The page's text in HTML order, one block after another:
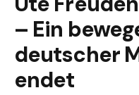
– Ein
deutscher
endet